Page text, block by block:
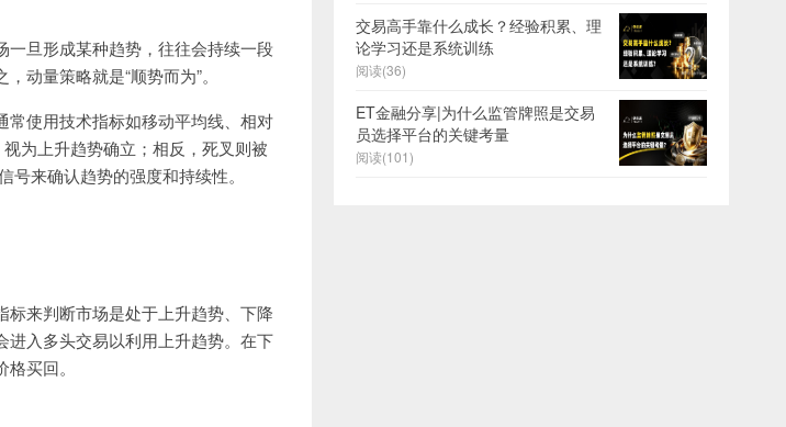
旦形成某种趋势，往往会持续一段
动量策略就是“顺势而为”。
使用技术指标如移动平均线、相对
为上升趋势确立；相反，死叉则被
来确认趋势的强度和持续性。
来判断市场是处于上升趋势、下降
进入多头交易以利用上升趋势。在下
买回。
交易高手靠什么成长？经验积累、理
论学习还是系统训练
阅读(36)
ET金融分享|为什么监管牌照是交易
员选择平台的关键考量
阅读(101)